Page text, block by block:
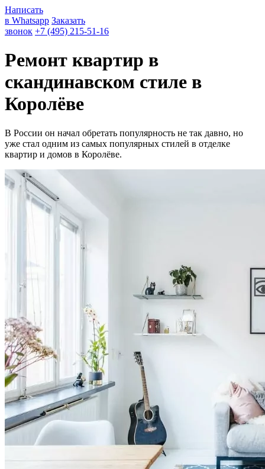
Написать
в Whatsapp Заказать
звонок +7 (495) 215-51-16
Ремонт квартир в
скандинавском стиле в
Королёве
В России он начал обретать популярность не так давно, но
уже стал одним из самых популярных стилей в отделке
квартир и домов в Королёве.